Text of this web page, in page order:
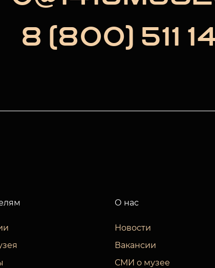
8 (800) 511
О нас
Новости
Вакансии
СМИ о музее